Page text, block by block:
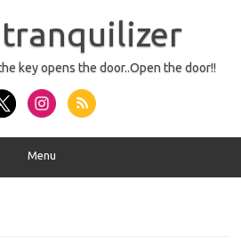
key opens the door..Open the door!!
Menu